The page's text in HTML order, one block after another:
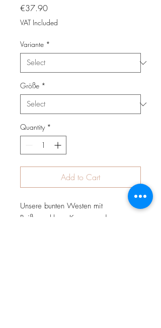
€37.90Price
VAT Included
Variante *
Größe *
Quantity *
Add to Cart
Unsere bunten Westen mit
Reißverschluss, Kapuze und